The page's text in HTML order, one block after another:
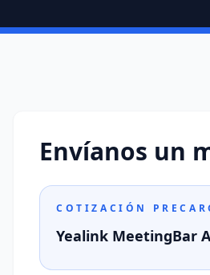
Envíanos un
COTIZACIÓN
Yealink MeetingBar